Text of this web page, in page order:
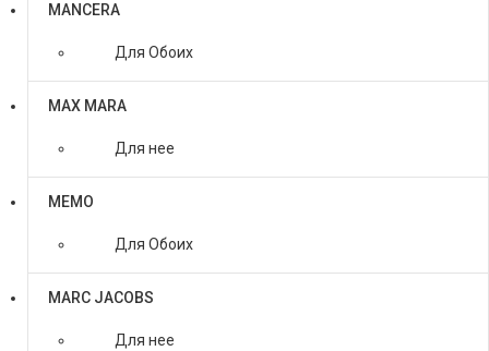
MANCERA
Для Обоих
MAX MARA
Для нее
MEMO
Для Обоих
MARC JACOBS
Для нее